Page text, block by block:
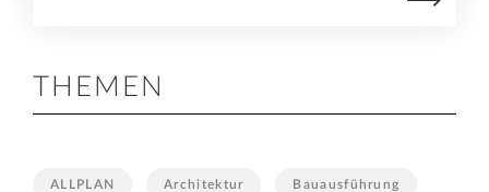
THEMEN
ALLPLAN Architektur Bauausführung